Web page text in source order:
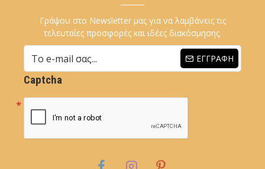
Γράψου στο Newsletter μας για να λαμβάνεις τις
τελευταίες προσφορές και ιδέες διακόσμησης.
ΕΓΓΡΑΦΉ
Captcha